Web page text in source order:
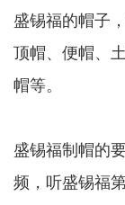
盛锡福的帽子
顶帽、便帽、
帽等。
盛锡福制帽的
频，听盛锡福